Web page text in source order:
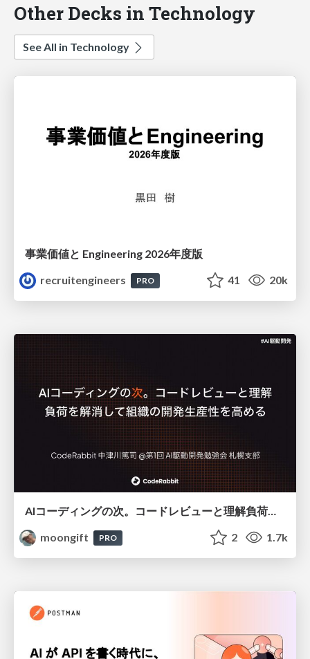
Other Decks in Technology
See All in Technology
事業価値と Engineering 2026年度版
recruitengineers
PRO 41 20k
AIコーディングの次。コードレビューと理解負荷を解消して組織の開発生産性を高める
moongift
PRO 2 1.7k